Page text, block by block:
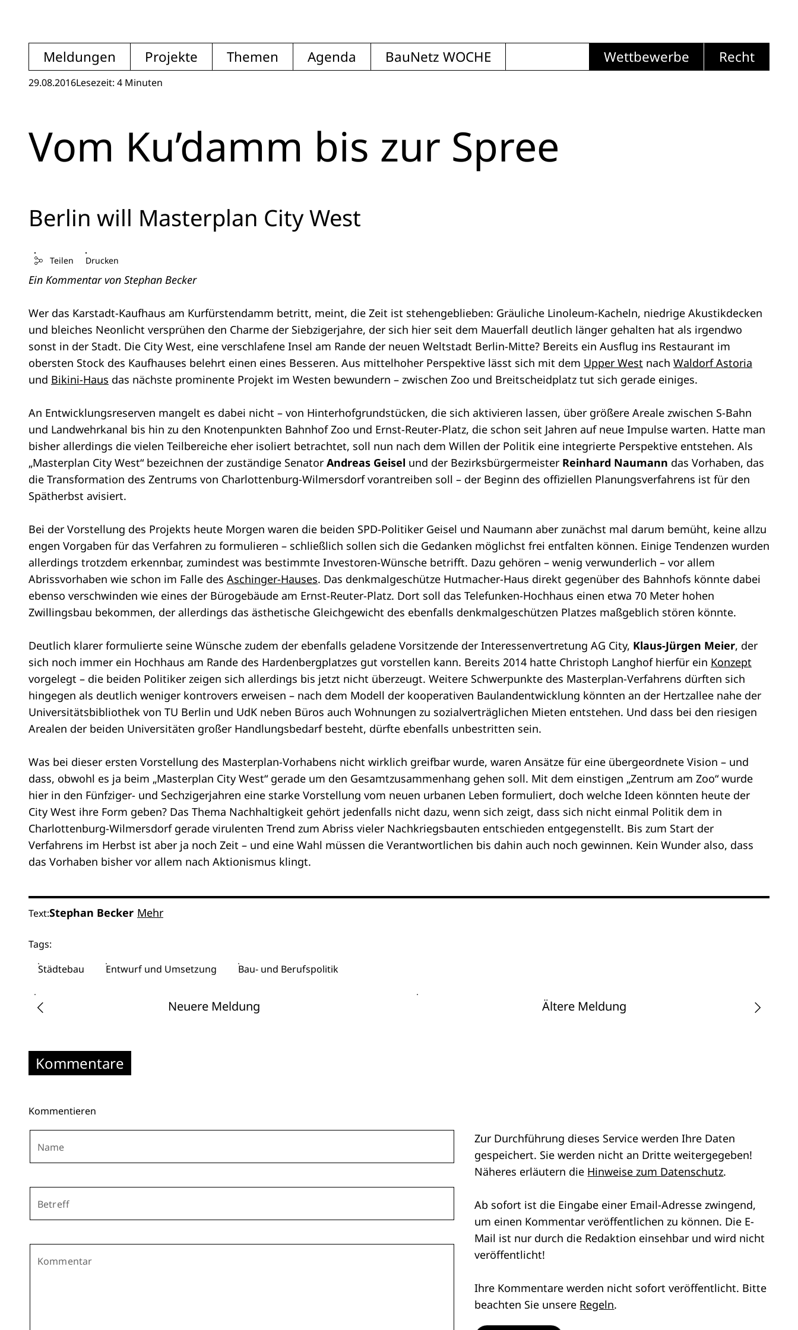
Meldungen Projekte Themen Agenda BauNetz WOCHE Wettbewerbe Recht
29.08.2016Lesezeit: 4 Minuten
Vom Ku’damm bis zur Spree
Berlin will Masterplan City West
Teilen Drucken
Ein Kommentar von Stephan Becker
Wer das Karstadt-Kaufhaus am Kurfürstendamm betritt, meint, die Zeit ist stehengeblieben: Gräuliche Linoleum-Kacheln, niedrige Akustikdecken
und bleiches Neonlicht versprühen den Charme der Siebzigerjahre, der sich hier seit dem Mauerfall deutlich länger gehalten hat als irgendwo
sonst in der Stadt. Die City West, eine verschlafene Insel am Rande der neuen Weltstadt Berlin-Mitte? Bereits ein Ausflug ins Restaurant im
obersten Stock des Kaufhauses belehrt einen eines Besseren. Aus mittelhoher Perspektive lässt sich mit dem Upper West nach Waldorf Astoria
und Bikini-Haus das nächste prominente Projekt im Westen bewundern – zwischen Zoo und Breitscheidplatz tut sich gerade einiges.
An Entwicklungsreserven mangelt es dabei nicht – von Hinterhofgrundstücken, die sich aktivieren lassen, über größere Areale zwischen S-Bahn
und Landwehrkanal bis hin zu den Knotenpunkten Bahnhof Zoo und Ernst-Reuter-Platz, die schon seit Jahren auf neue Impulse warten. Hatte man
bisher allerdings die vielen Teilbereiche eher isoliert betrachtet, soll nun nach dem Willen der Politik eine integrierte Perspektive entstehen. Als
„Masterplan City West“ bezeichnen der zuständige Senator Andreas Geisel und der Bezirksbürgermeister Reinhard Naumann das Vorhaben, das
die Transformation des Zentrums von Charlottenburg-Wilmersdorf vorantreiben soll – der Beginn des offiziellen Planungsverfahrens ist für den
Spätherbst avisiert.
Bei der Vorstellung des Projekts heute Morgen waren die beiden SPD-Politiker Geisel und Naumann aber zunächst mal darum bemüht, keine allzu
engen Vorgaben für das Verfahren zu formulieren – schließlich sollen sich die Gedanken möglichst frei entfalten können. Einige Tendenzen wurden
allerdings trotzdem erkennbar, zumindest was bestimmte Investoren-Wünsche betrifft. Dazu gehören – wenig verwunderlich – vor allem
Abrissvorhaben wie schon im Falle des Aschinger-Hauses. Das denkmalgeschütze Hutmacher-Haus direkt gegenüber des Bahnhofs könnte dabei
ebenso verschwinden wie eines der Bürogebäude am Ernst-Reuter-Platz. Dort soll das Telefunken-Hochhaus einen etwa 70 Meter hohen
Zwillingsbau bekommen, der allerdings das ästhetische Gleichgewicht des ebenfalls denkmalgeschützen Platzes maßgeblich stören könnte.
Deutlich klarer formulierte seine Wünsche zudem der ebenfalls geladene Vorsitzende der Interessenvertretung AG City, Klaus-Jürgen Meier, der
sich noch immer ein Hochhaus am Rande des Hardenbergplatzes gut vorstellen kann. Bereits 2014 hatte Christoph Langhof hierfür ein Konzept
vorgelegt – die beiden Politiker zeigen sich allerdings bis jetzt nicht überzeugt. Weitere Schwerpunkte des Masterplan-Verfahrens dürften sich
hingegen als deutlich weniger kontrovers erweisen – nach dem Modell der kooperativen Baulandentwicklung könnten an der Hertzallee nahe der
Universitätsbibliothek von TU Berlin und UdK neben Büros auch Wohnungen zu sozialverträglichen Mieten entstehen. Und dass bei den riesigen
Arealen der beiden Universitäten großer Handlungsbedarf besteht, dürfte ebenfalls unbestritten sein.
Was bei dieser ersten Vorstellung des Masterplan-Vorhabens nicht wirklich greifbar wurde, waren Ansätze für eine übergeordnete Vision – und
dass, obwohl es ja beim „Masterplan City West“ gerade um den Gesamtzusammenhang gehen soll. Mit dem einstigen „Zentrum am Zoo“ wurde
hier in den Fünfziger- und Sechzigerjahren eine starke Vorstellung vom neuen urbanen Leben formuliert, doch welche Ideen könnten heute der
City West ihre Form geben? Das Thema Nachhaltigkeit gehört jedenfalls nicht dazu, wenn sich zeigt, dass sich nicht einmal Politik dem in
Charlottenburg-Wilmersdorf gerade virulenten Trend zum Abriss vieler Nachkriegsbauten entschieden entgegenstellt. Bis zum Start der
Verfahrens im Herbst ist aber ja noch Zeit – und eine Wahl müssen die Verantwortlichen bis dahin auch noch gewinnen. Kein Wunder also, dass
das Vorhaben bisher vor allem nach Aktionismus klingt.
Text:Stephan Becker Mehr
Tags:
Städtebau
Entwurf und Umsetzung Bau- und Berufspolitik
Neuere Meldung Ältere Meldung
Kommentare
Kommentieren
Name
Betreff
Kommentar
Zur Durchführung dieses Service werden Ihre Daten
gespeichert. Sie werden nicht an Dritte weitergegeben!
Näheres erläutern die Hinweise zum Datenschutz.
Ab sofort ist die Eingabe einer Email-Adresse zwingend,
um einen Kommentar veröffentlichen zu können. Die E-
Mail ist nur durch die Redaktion einsehbar und wird nicht
veröffentlicht!
Ihre Kommentare werden nicht sofort veröffentlicht. Bitte
beachten Sie unsere Regeln.